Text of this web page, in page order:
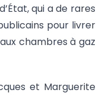
qui a de rares
pour livrer
chambres à gaz
et Marguerite